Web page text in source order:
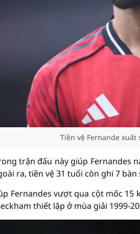
Tiền vệ Fernande
trận đấu này giúp Fernandes
ra, tiền vệ 31 tuổi còn ghi 7 bàn
Fernandes vượt qua cột mốc
thiết lập ở mùa giải 1999-